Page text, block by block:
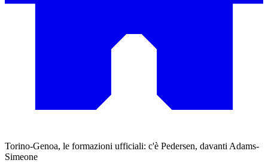
Torino-Genoa, le formazioni ufficiali: c'è Pedersen, davanti Adams-
Simeone